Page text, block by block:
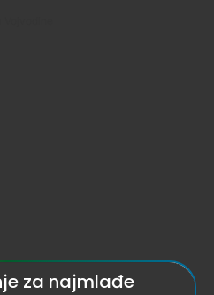
za najmlađe